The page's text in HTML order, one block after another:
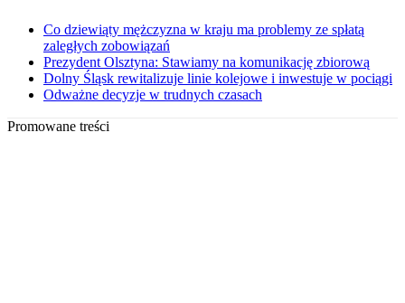
Co dziewiąty mężczyzna w kraju ma problemy ze spłatą
zaległych zobowiązań
Prezydent Olsztyna: Stawiamy na komunikację zbiorową
Dolny Śląsk rewitalizuje linie kolejowe i inwestuje w pociągi
Odważne decyzje w trudnych czasach
Promowane treści